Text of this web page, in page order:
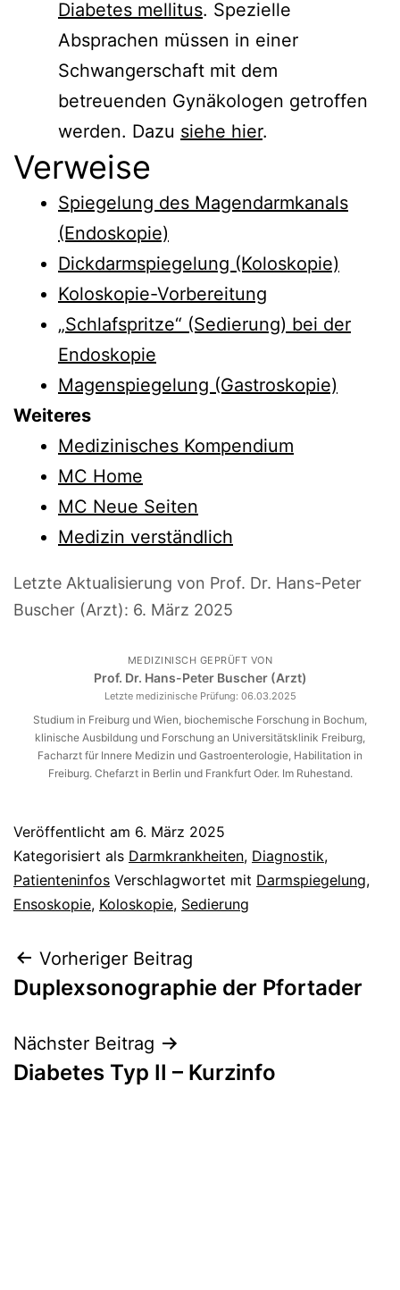
Diabetes mellitus. Spezielle
Absprachen müssen in einer
Schwangerschaft mit dem
betreuenden Gynäkologen getroffen
werden. Dazu siehe hier.
Verweise
Spiegelung des Magendarmkanals
(Endoskopie)
Dickdarmspiegelung (Koloskopie)
Koloskopie-Vorbereitung
„Schlafspritze“ (Sedierung) bei der
Endoskopie
Magenspiegelung (Gastroskopie)
Weiteres
Medizinisches Kompendium
MC Home
MC Neue Seiten
Medizin verständlich
Letzte Aktualisierung von Prof. Dr. Hans-Peter
Buscher (Arzt): 6. März 2025
MEDIZINISCH GEPRÜFT VON
Prof. Dr. Hans-Peter Buscher (Arzt)
Letzte medizinische Prüfung: 06.03.2025
Studium in Freiburg und Wien, biochemische Forschung in Bochum,
klinische Ausbildung und Forschung an Universitätsklinik Freiburg,
Facharzt für Innere Medizin und Gastroenterologie, Habilitation in
Freiburg. Chefarzt in Berlin und Frankfurt Oder. Im Ruhestand.
Veröffentlicht am 6. März 2025
Kategorisiert als Darmkrankheiten, Diagnostik,
Patienteninfos Verschlagwortet mit Darmspiegelung,
Ensoskopie, Koloskopie, Sedierung
Beitragsnavigation
Vorheriger Beitrag
Duplexsonographie der Pfortader
Nächster Beitrag
Diabetes Typ II – Kurzinfo